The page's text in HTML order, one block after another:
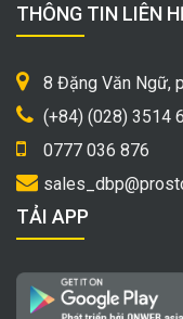
THÔNG TIN LIÊN
8 Đặng Văn Ngữ,
(+84) (028) 3514
0777 036 876
TẢI APP